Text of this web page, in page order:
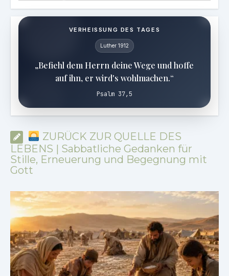
VERHEISSUNG DES TAGES
Luther 1912
„Befiehl dem Herrn deine Wege und hoffe
auf ihn, er wird's wohlmachen.“
Psalm 37,5
ZURÜCK ZUR QUELLE DES
LEBENS | Sabbatliche Gedanken für
Stille, Erneuerung und Begegnung mit
Gott